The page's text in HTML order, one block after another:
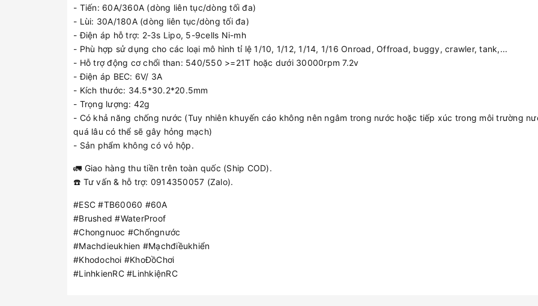
- Tiến: 60A/360A (dòng liên tục/dòng tối đa)
- Lùi: 30A/180A (dòng liên tục/dòng tối đa)
- Điện áp hỗ trợ: 2-3s Lipo, 5-9cells Ni-mh
- Phù hợp sử dụng cho các loại mô hình tỉ lệ 1/10, 1/12, 1/14, 1/16 Onroad, Offroad, buggy, crawler, tank,...
- Hỗ trợ động cơ chổi than: 540/550 >=21T hoặc dưới 30000rpm 7.2v
- Điện áp BEC: 6V/ 3A
- Kích thước: 34.5*30.2*20.5mm
- Trọng lượng: 42g
- Có khả năng chống nước (Tuy nhiên khuyến cáo không nên ngâm trong nước hoặc tiếp xúc trong môi trường
quá lâu có thể sẽ gây hỏng mạch)
- Sản phẩm không có vỏ hộp.
🚛 Giao hàng thu tiền trên toàn quốc (Ship COD).
☎️ Tư vấn & hỗ trợ: 0914350057 (Zalo).
#ESC #TB60060 #60A
#Brushed #WaterProof
#Chongnuoc #Chốngnước
#Machdieukhien #Mạchđiềukhiển
#Khodochoi #KhoĐồChơi
#LinhkienRC #LinhkiệnRC